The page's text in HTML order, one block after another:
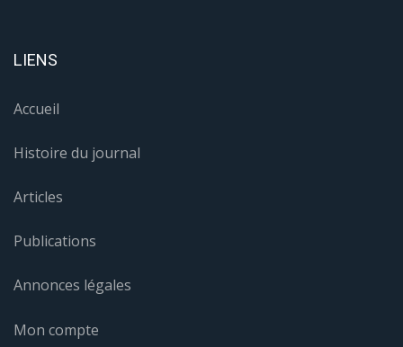
LIENS
Accueil
Histoire du journal
Articles
Publications
Annonces légales
Mon compte